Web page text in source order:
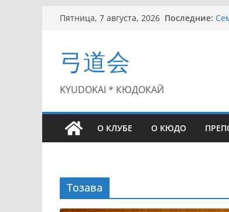
Перейти
Пятница, 7 августа, 2026 Последние:
弓道会
KYUDOKAI * КЮДОКАЙ
О КЛУБЕ О КЮДО
Тозава